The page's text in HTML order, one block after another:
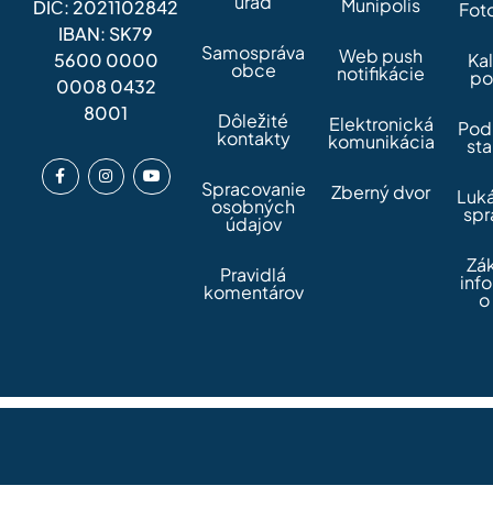
DIČ: 2021102842
IBAN: SK79
5600 0000
0008 0432
8001
Samospráva
obce
Dôležité
kontakty
Spracovanie
osobných
údajov
Pravidlá
komentárov
Munipolis
Web push
notifikácie
Elektronická
komunikácia
Zberný dvor